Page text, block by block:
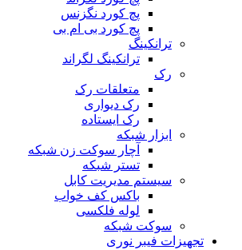
پچ کورد نگزنس
پچ کورد بی ام بی
ترانکینگ
ترانکینگ لگراند
رک
متعلقات رک
رک دیواری
رک ایستاده
ابزار شبکه
آچار سوکت زن شبکه
تستر شبکه
سیستم مدیریت کابل
باکس کف خواب
لوله فلکسی
سوکت شبکه
تجهیزات فیبر نوری